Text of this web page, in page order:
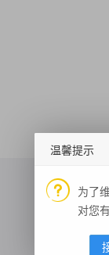
基础代
温馨提示
为了
对您